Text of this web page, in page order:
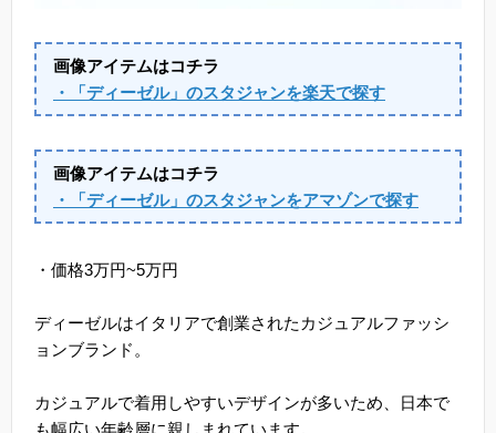
画像アイテムはコチラ
・「ディーゼル」のスタジャンを楽天で探す
画像アイテムはコチラ
・「ディーゼル」のスタジャンをアマゾンで探す
・価格3万円~5万円
ディーゼルはイタリアで創業されたカジュアルファッシ
ョンブランド。
カジュアルで着用しやすいデザインが多いため、日本で